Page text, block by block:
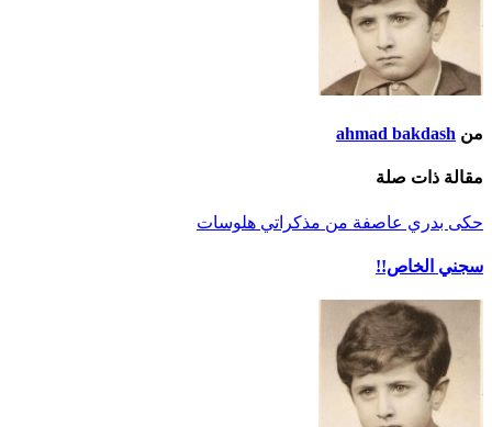
من ahmad bakdash
مقالة ذات صلة
حكى بدري عاصفة من مذكراتي هلوسات
سجني الخاص!!